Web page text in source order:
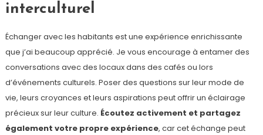
interculturel
Échanger avec les habitants est une expérience enrichissante
que j’ai beaucoup apprécié. Je vous encourage à entamer des
conversations avec des locaux dans des cafés ou lors
d’événements culturels. Poser des questions sur leur mode de
vie, leurs croyances et leurs aspirations peut offrir un éclairage
précieux sur leur culture. Écoutez activement et partagez
également votre propre expérience, car cet échange peut